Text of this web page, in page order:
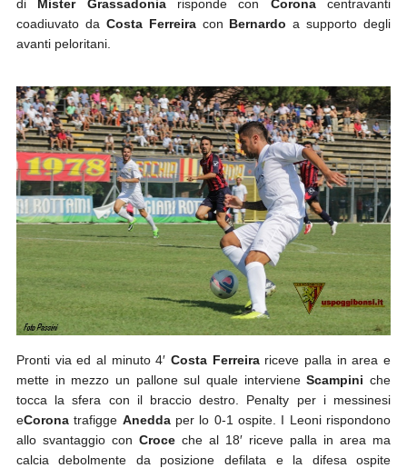
di Mister Grassadonia risponde con Coronacentravanti
coadiuvato da Costa Ferreiracon Bernardo a supporto degli
avanti peloritani.
Pronti via ed al minuto 4′ Costa Ferreirariceve palla in area e
mette in mezzo un pallone sul quale intervieneScampini che
tocca la sfera con il braccio destro. Penalty per i messinesi
eCoronatrafigge Aneddaper lo 0-1 ospite. I Leoni rispondono
allo svantaggio con Croceche al 18′ riceve palla in area ma
calcia debolmente da posizione defilata e la difesa ospite